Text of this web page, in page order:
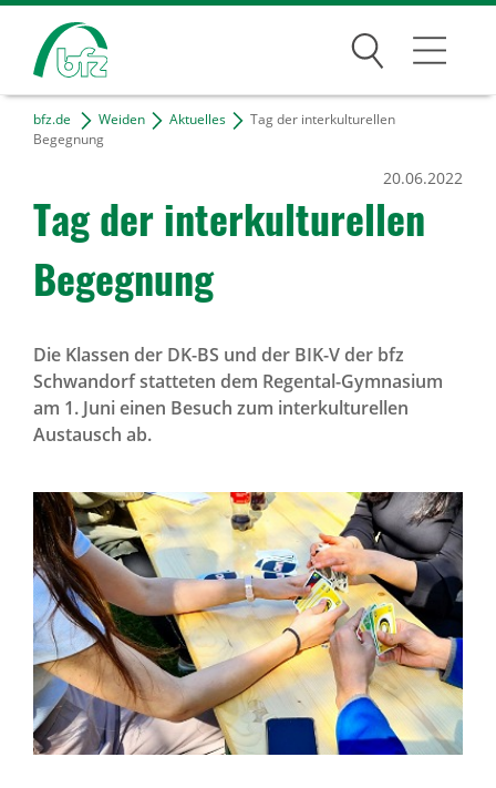
Suchen
Weiden
Über den Standort
Unser Team
Kontakt & Anfahrt
Freie Tätigkeiten
Bildungsangebote
Für Unternehmen
Karriere
Über uns
Standorte
Presse
bfz.de Weiden Aktuelles
Tag der interkulturellen
Begegnung
Tag der inter­kul­tu­rellen
Begeg­nung
20.06.2022
Die Klassen der DK-BS und der BIK-V der bfz
Schwandorf statteten dem Regental-Gymnasium
am 1. Juni einen Besuch zum interkulturellen
Austausch ab.